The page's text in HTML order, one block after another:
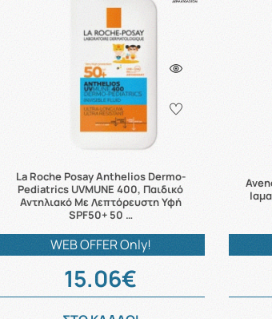
La Roche Posay Anthelios Dermo-
Pediatrics UVMUNE 400, Παιδικό
Αντηλιακό Με Λεπτόρευστη Υφή
SPF50+ 50 …
WEB OFFER Only!
15.06€